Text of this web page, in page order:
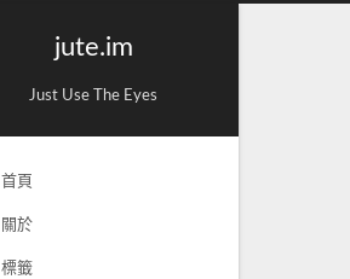
jute.im
Just Use The Eyes
首頁
關於
標籤